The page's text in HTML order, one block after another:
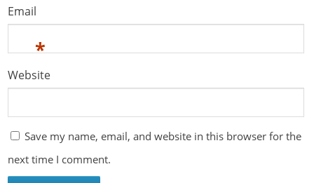
Email
*
Website
Save my name, email, and website in this browser for the
next time I comment.